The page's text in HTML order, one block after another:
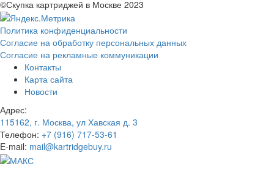
©Скупка картриджей в Москве 2023
Политика конфиденциальности
Согласие на обработку персональных данных
Согласие на рекламные коммуникации
Контакты
Карта сайта
Новости
Адрес:
115162, г. Москва, ул Хавская д. 3
Телефон: +7 (916) 717-53-61
E-mail: mail@kartridgebuy.ru